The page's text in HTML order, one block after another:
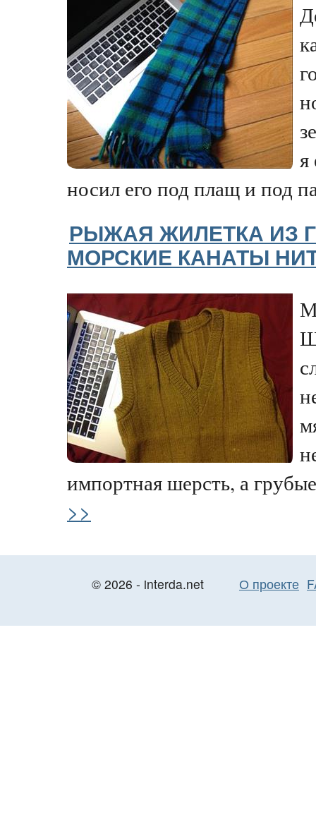
я
носил его под плащ и под
РЫЖАЯ ЖИЛЕТКА ИЗ
МОРСКИЕ КАНАТЫ
импортная шерсть, а
>>
© 2026 - interda.net О проекте